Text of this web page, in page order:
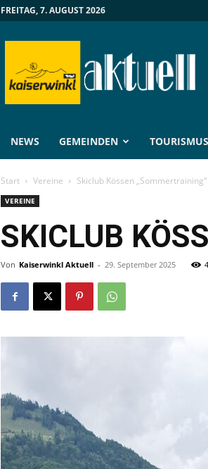
FREITAG, 7. AUGUST 2026
Aktuell
NEWS GEMEINDEN TOURISMUS
Start Vereine Skiclub Kössen „Sommertraining“
VEREINE
SKICLUB
Von Kaiserwinkl Aktuell - 29. September 2025